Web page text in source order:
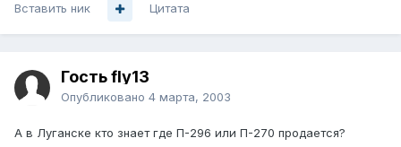
Вставить ник Цитата
Гость fly13
Опубликовано 4 марта, 2003
А в Луганске кто знает где П-296 или П-270 продается?